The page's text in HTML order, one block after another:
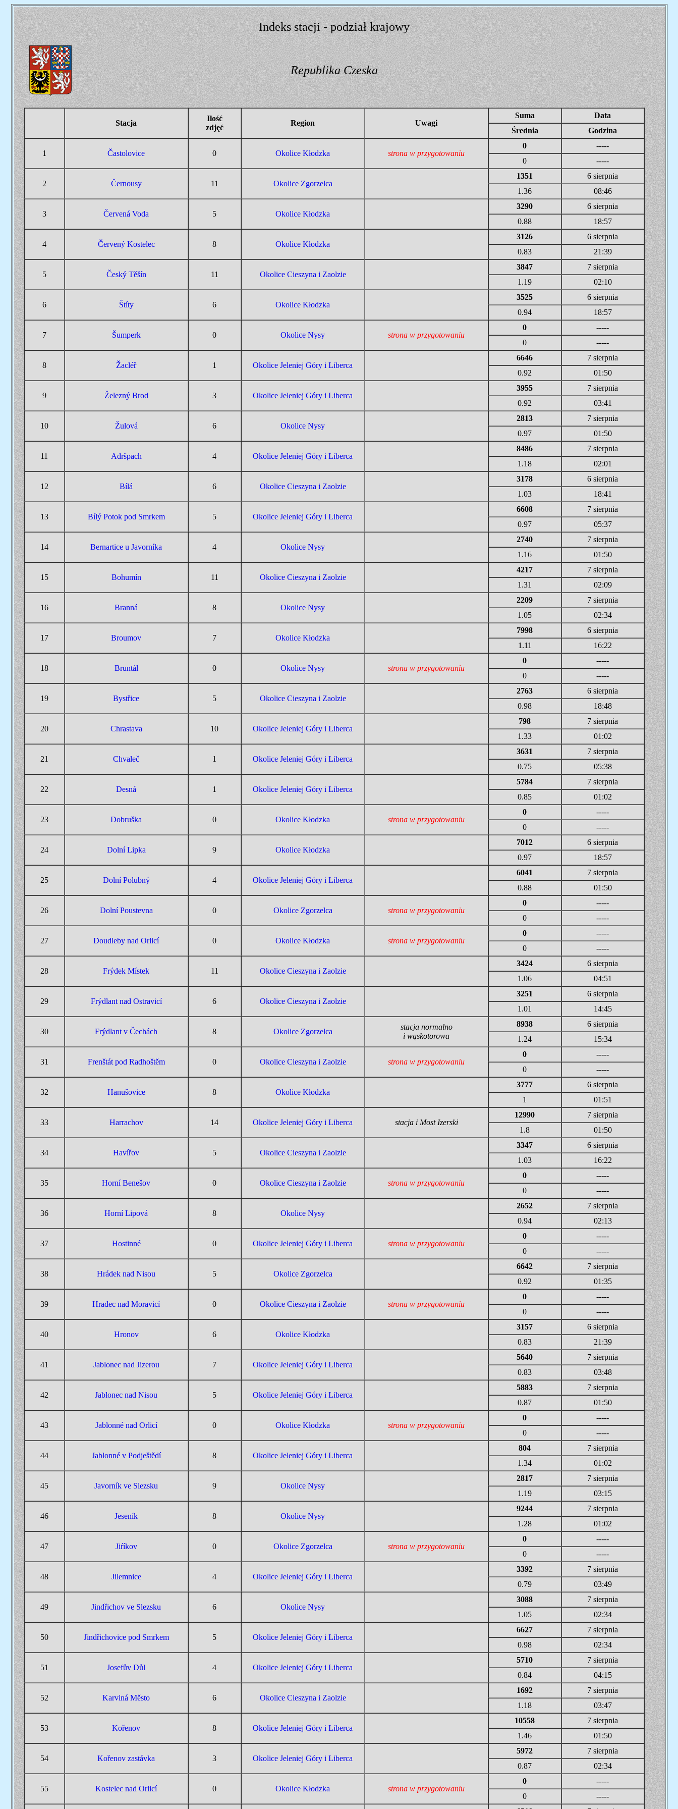
Indeks stacji - podział krajowy
Republika Czeska
Stacja
Ilość
zdjęć
Region Uwagi
Suma
Data
Średnia
Godzina
1 Častolovice 0 Okolice Kłodzka strona w przygotowaniu
0
-----
0
-----
2 Černousy 11 Okolice Zgorzelca
1351
6 sierpnia
1.36
08:46
3 Červená Voda 5 Okolice Kłodzka
3290
6 sierpnia
0.88
18:57
4 Červený Kostelec 8 Okolice Kłodzka
3126
6 sierpnia
0.83
21:39
5 Český Těšín 11 Okolice Cieszyna i Zaolzie
3847
7 sierpnia
1.19
02:10
6 Štíty 6 Okolice Kłodzka
3525
6 sierpnia
0.94
18:57
7 Šumperk 0 Okolice Nysy strona w przygotowaniu
0
-----
0
-----
8 Žacléř 1 Okolice Jeleniej Góry i Liberca
6646
7 sierpnia
0.92
01:50
9 Železný Brod 3 Okolice Jeleniej Góry i Liberca
3955
7 sierpnia
0.92
03:41
10 Žulová 6 Okolice Nysy
2813
7 sierpnia
0.97
01:50
11 Adršpach 4 Okolice Jeleniej Góry i Liberca
8486
7 sierpnia
1.18
02:01
12 Bílá 6 Okolice Cieszyna i Zaolzie
3178
6 sierpnia
1.03
18:41
13 Bílý Potok pod Smrkem 5 Okolice Jeleniej Góry i Liberca
6608
7 sierpnia
0.97
05:37
14 Bernartice u Javorníka 4 Okolice Nysy
2740
7 sierpnia
1.16
01:50
15 Bohumín 11 Okolice Cieszyna i Zaolzie
4217
7 sierpnia
1.31
02:09
16 Branná 8 Okolice Nysy
2209
7 sierpnia
1.05
02:34
17 Broumov 7 Okolice Kłodzka
7998
6 sierpnia
1.11
16:22
18 Bruntál 0 Okolice Nysy strona w przygotowaniu
0
-----
0
-----
19 Bystřice 5 Okolice Cieszyna i Zaolzie
2763
6 sierpnia
0.98
18:48
20 Chrastava 10 Okolice Jeleniej Góry i Liberca
798
7 sierpnia
1.33
01:02
21 Chvaleč 1 Okolice Jeleniej Góry i Liberca
3631
7 sierpnia
0.75
05:38
22 Desná 1 Okolice Jeleniej Góry i Liberca
5784
7 sierpnia
0.85
01:02
23 Dobruška 0 Okolice Kłodzka strona w przygotowaniu
0
-----
0
-----
24 Dolní Lipka 9 Okolice Kłodzka
7012
6 sierpnia
0.97
18:57
25 Dolní Polubný 4 Okolice Jeleniej Góry i Liberca
6041
7 sierpnia
0.88
01:50
26 Dolní Poustevna 0 Okolice Zgorzelca strona w przygotowaniu
0
-----
0
-----
27 Doudleby nad Orlicí 0 Okolice Kłodzka strona w przygotowaniu
0
-----
0
-----
28 Frýdek Místek 11 Okolice Cieszyna i Zaolzie
3424
6 sierpnia
1.06
04:51
29 Frýdlant nad Ostravicí 6 Okolice Cieszyna i Zaolzie
3251
6 sierpnia
1.01
14:45
30 Frýdlant v Čechách 8 Okolice Zgorzelca
stacja normalno
i wąskotorowa
8938
6 sierpnia
1.24
15:34
31 Frenštát pod Radhoštěm 0 Okolice Cieszyna i Zaolzie strona w przygotowaniu
0
-----
0
-----
32 Hanušovice 8 Okolice Kłodzka
3777
6 sierpnia
1
01:51
33 Harrachov 14 Okolice Jeleniej Góry i Liberca stacja i Most Izerski
12990
7 sierpnia
1.8
01:50
34 Havířov 5 Okolice Cieszyna i Zaolzie
3347
6 sierpnia
1.03
16:22
35 Horní Benešov 0 Okolice Cieszyna i Zaolzie strona w przygotowaniu
0
-----
0
-----
36 Horní Lipová 8 Okolice Nysy
2652
7 sierpnia
0.94
02:13
37 Hostinné 0 Okolice Jeleniej Góry i Liberca strona w przygotowaniu
0
-----
0
-----
38 Hrádek nad Nisou 5 Okolice Zgorzelca
6642
7 sierpnia
0.92
01:35
39 Hradec nad Moravicí 0 Okolice Cieszyna i Zaolzie strona w przygotowaniu
0
-----
0
-----
40 Hronov 6 Okolice Kłodzka
3157
6 sierpnia
0.83
21:39
41 Jablonec nad Jizerou 7 Okolice Jeleniej Góry i Liberca
5640
7 sierpnia
0.83
03:48
42 Jablonec nad Nisou 5 Okolice Jeleniej Góry i Liberca
5883
7 sierpnia
0.87
01:50
43 Jablonné nad Orlicí 0 Okolice Kłodzka strona w przygotowaniu
0
-----
0
-----
44 Jablonné v Podještědí 8 Okolice Jeleniej Góry i Liberca
804
7 sierpnia
1.34
01:02
45 Javorník ve Slezsku 9 Okolice Nysy
2817
7 sierpnia
1.19
03:15
46 Jeseník 8 Okolice Nysy
9244
7 sierpnia
1.28
01:02
47 Jiŕíkov 0 Okolice Zgorzelca strona w przygotowaniu
0
-----
0
-----
48 Jilemnice 4 Okolice Jeleniej Góry i Liberca
3392
7 sierpnia
0.79
03:49
49 Jindřichov ve Slezsku 6 Okolice Nysy
3088
7 sierpnia
1.05
02:34
50 Jindřichovice pod Smrkem 5 Okolice Jeleniej Góry i Liberca
6627
7 sierpnia
0.98
02:34
51 Josefův Důl 4 Okolice Jeleniej Góry i Liberca
5710
7 sierpnia
0.84
04:15
52 Karviná Město 6 Okolice Cieszyna i Zaolzie
1692
7 sierpnia
1.18
03:47
53 Kořenov 8 Okolice Jeleniej Góry i Liberca
10558
7 sierpnia
1.46
01:50
54 Kořenov zastávka 3 Okolice Jeleniej Góry i Liberca
5972
7 sierpnia
0.87
02:34
55 Kostelec nad Orlicí 0 Okolice Kłodzka strona w przygotowaniu
0
-----
0
-----